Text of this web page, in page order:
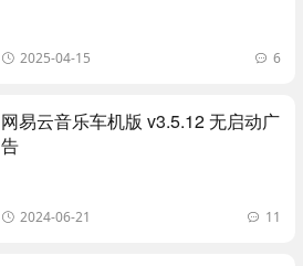
2025-04-15 6
网易云音乐车机版 v3.5.12 无启动广
告
2024-06-21 11